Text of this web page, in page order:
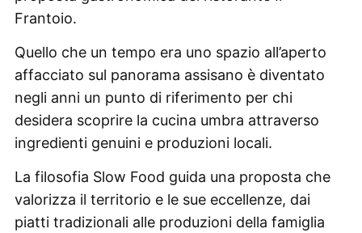
Frantoio.
Quello che un tempo era uno spazio all’aperto
affacciato sul panorama assisano è diventato
negli anni un punto di riferimento per chi
desidera scoprire la cucina umbra attraverso
ingredienti genuini e produzioni locali.
La filosofia Slow Food guida una proposta che
valorizza il territorio e le sue eccellenze, dai
piatti tradizionali alle produzioni della famiglia